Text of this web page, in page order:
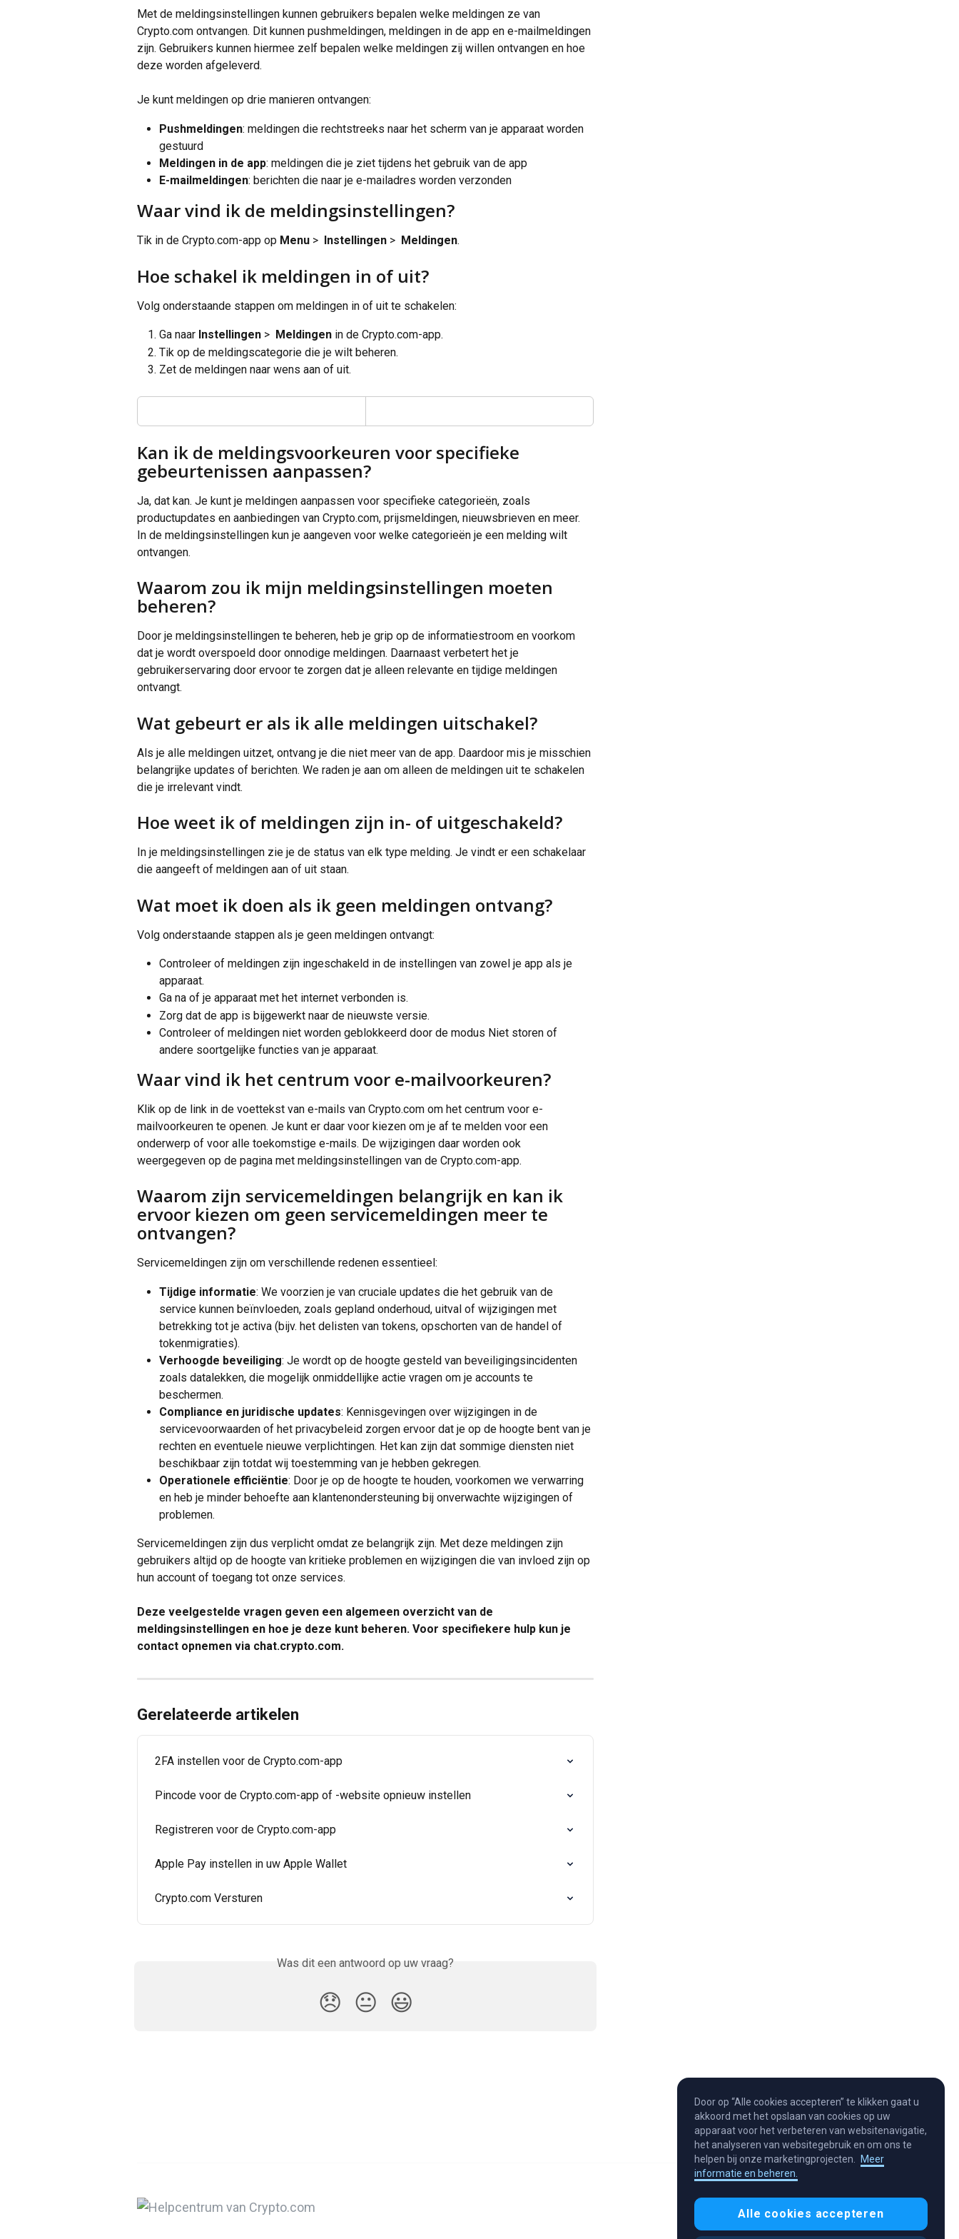
Met de meldingsinstellingen kunnen gebruikers bepalen welke meldingen ze van
Crypto.com ontvangen. Dit kunnen pushmeldingen, meldingen in de app en e-mailmeldingen
zijn. Gebruikers kunnen hiermee zelf bepalen welke meldingen zij willen ontvangen en hoe
deze worden afgeleverd.
Je kunt meldingen op drie manieren ontvangen:
Pushmeldingen: meldingen die rechtstreeks naar het scherm van je apparaat worden
gestuurd
Meldingen in de app: meldingen die je ziet tijdens het gebruik van de app
E-mailmeldingen: berichten die naar je e-mailadres worden verzonden
Waar vind ik de meldingsinstellingen?
Tik in de Crypto.com-app op Menu > Instellingen > Meldingen.
Hoe schakel ik meldingen in of uit?
Volg onderstaande stappen om meldingen in of uit te schakelen:
Ga naar Instellingen > Meldingen in de Crypto.com-app.
Tik op de meldingscategorie die je wilt beheren.
Zet de meldingen naar wens aan of uit.
Kan ik de meldingsvoorkeuren voor specifieke
gebeurtenissen aanpassen?
Ja, dat kan. Je kunt je meldingen aanpassen voor specifieke categorieën, zoals
productupdates en aanbiedingen van Crypto.com, prijsmeldingen, nieuwsbrieven en meer.
In de meldingsinstellingen kun je aangeven voor welke categorieën je een melding wilt
ontvangen.
Waarom zou ik mijn meldingsinstellingen moeten
beheren?
Door je meldingsinstellingen te beheren, heb je grip op de informatiestroom en voorkom
dat je wordt overspoeld door onnodige meldingen. Daarnaast verbetert het je
gebruikerservaring door ervoor te zorgen dat je alleen relevante en tijdige meldingen
ontvangt.
Wat gebeurt er als ik alle meldingen uitschakel?
Als je alle meldingen uitzet, ontvang je die niet meer van de app. Daardoor mis je misschien
belangrijke updates of berichten. We raden je aan om alleen de meldingen uit te schakelen
die je irrelevant vindt.
Hoe weet ik of meldingen zijn in- of uitgeschakeld?
In je meldingsinstellingen zie je de status van elk type melding. Je vindt er een schakelaar
die aangeeft of meldingen aan of uit staan.
Wat moet ik doen als ik geen meldingen ontvang?
Volg onderstaande stappen als je geen meldingen ontvangt:
Controleer of meldingen zijn ingeschakeld in de instellingen van zowel je app als je
apparaat.
Ga na of je apparaat met het internet verbonden is.
Zorg dat de app is bijgewerkt naar de nieuwste versie.
Controleer of meldingen niet worden geblokkeerd door de modus Niet storen of
andere soortgelijke functies van je apparaat.
Waar vind ik het centrum voor e-mailvoorkeuren?
Klik op de link in de voettekst van e-mails van Crypto.com om het centrum voor e-
mailvoorkeuren te openen. Je kunt er daar voor kiezen om je af te melden voor een
onderwerp of voor alle toekomstige e-mails. De wijzigingen daar worden ook
weergegeven op de pagina met meldingsinstellingen van de Crypto.com-app.
Waarom zijn servicemeldingen belangrijk en kan ik
ervoor kiezen om geen servicemeldingen meer te
ontvangen?
Servicemeldingen zijn om verschillende redenen essentieel:
Tijdige informatie: We voorzien je van cruciale updates die het gebruik van de
service kunnen beïnvloeden, zoals gepland onderhoud, uitval of wijzigingen met
betrekking tot je activa (bijv. het delisten van tokens, opschorten van de handel of
tokenmigraties).
Verhoogde beveiliging: Je wordt op de hoogte gesteld van beveiligingsincidenten
zoals datalekken, die mogelijk onmiddellijke actie vragen om je accounts te
beschermen.
Compliance en juridische updates: Kennisgevingen over wijzigingen in de
servicevoorwaarden of het privacybeleid zorgen ervoor dat je op de hoogte bent van je
rechten en eventuele nieuwe verplichtingen. Het kan zijn dat sommige diensten niet
beschikbaar zijn totdat wij toestemming van je hebben gekregen.
Operationele efficiëntie: Door je op de hoogte te houden, voorkomen we verwarring
en heb je minder behoefte aan klantenondersteuning bij onverwachte wijzigingen of
problemen.
Servicemeldingen zijn dus verplicht omdat ze belangrijk zijn. Met deze meldingen zijn
gebruikers altijd op de hoogte van kritieke problemen en wijzigingen die van invloed zijn op
hun account of toegang tot onze services.
Deze veelgestelde vragen geven een algemeen overzicht van de
meldingsinstellingen en hoe je deze kunt beheren. Voor specifiekere hulp kun je
contact opnemen via chat.crypto.com.
Gerelateerde artikelen
2FA instellen voor de Crypto.com-app
Pincode voor de Crypto.com-app of -website opnieuw instellen
Registreren voor de Crypto.com-app
Apple Pay instellen in uw Apple Wallet
Crypto.com Versturen
Was dit een antwoord op uw vraag?
😞 😐 😃
Door op “Alle cookies accepteren” te klikken gaat u
akkoord met het opslaan van cookies op uw
apparaat voor het verbeteren van websitenavigatie,
het analyseren van websitegebruik en om ons te
helpen bij onze marketingprojecten.
Meer
informatie en beheren.
Alle cookies accepteren